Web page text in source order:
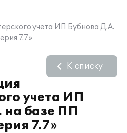
учета ИП Бубнова Д.А.
7.7»
учета ИП
на базе ПП
7.7»
К списку